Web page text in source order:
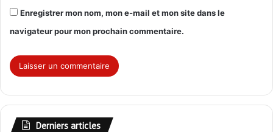
Enregistrer mon nom, mon e-mail et mon site dans le
navigateur pour mon prochain commentaire.
Derniers articles